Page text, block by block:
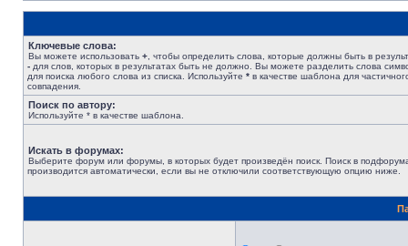
Ключевые слова:
Вы можете использовать + , чтобы определить слова, которые должны быть в
- для слов, которых в результатах быть не должно. Вы можете разделить слова
для поиска любого слова из списка. Используйте * в качестве шаблона для
совпадения.
Поиск по автору:
Используйте * в качестве шаблона.
Искать в форумах:
Выберите форум или форумы, в которых будет произведён поиск. Поиск в
производится автоматически, если вы не отключили соответствующую опцию ниже.